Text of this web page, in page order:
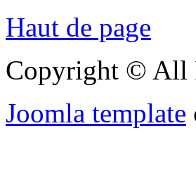
Haut de page
Copyright © All
Joomla template